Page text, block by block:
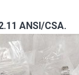
ANSI/CSA.